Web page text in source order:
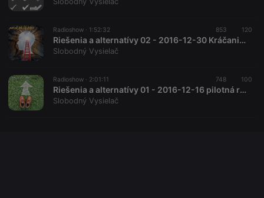
Radioshow · 1:52:32 853 120
Riešenia a alternatívy 02 - 2016-12-30 Kráčanie po duchovnej ceste
Slobodný Vysielač
Radioshow · 2:01:11 748 100
Riešenia a alternatívy 01 - 2016-12-16 pilotná relácia
Slobodný Vysielač